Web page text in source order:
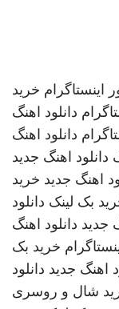
اینستاگرام خرید
دانلود اهنگ
دانلود اهنگ
دانلود اهنگ جدید
اهنگ جدید خرید
بک لینک دانلود
جدید دانلود اهنگ
خرید بک
اهنگ جدید دانلود
شال و روسری